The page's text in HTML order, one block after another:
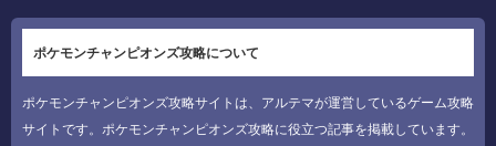
ポケモンチャンピオンズ攻略について
ポケモンチャンピオンズ攻略サイトは、アルテマが運営しているゲーム攻略
サイトです。ポケモンチャンピオンズ攻略に役立つ記事を掲載しています。